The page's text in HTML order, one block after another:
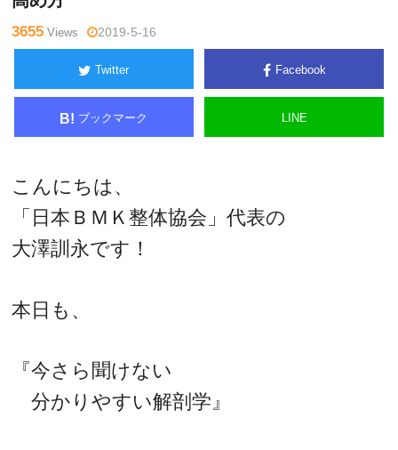
3655 Views 2019-5-16
Twitter Facebook
B! ブックマーク LINE
こんにちは、
「日本ＢＭＫ整体協会」代表の
大澤訓永です！
本日も、
『今さら聞けない
分かりやすい解剖学』